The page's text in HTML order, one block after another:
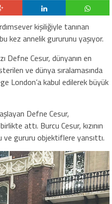
kişiliğiyle tanınan
kez annelik gururunu yaşıyor.
Defne Cesur, dünyanın en
ve dünya sıralamasında
London’a kabul edilerek büyük
Defne Cesur,
attı. Burcu Cesur, kızının
ve gururu objektiflere yansıttı.